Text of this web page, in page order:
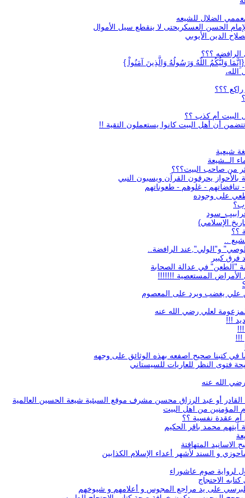
الضلال للشيعه
الحسن العسكريحتى لا ينقطع سيل الأموال
الدين الأيوبي
؟؟؟
وَلِيُّكُمُ اللّهُ وَرَسُولُهُ وَالَّذِينَ آمَنُواْ }
؟؟؟
أم كذب ؟؟
أن أهل البيت كانوا يستعملون التقية !!
شيعية
الــشيعة
من صاحب البيت؟؟؟
يحرقون القرآن ويسبون النبي
- غلوهم - طعوناتهم
على وجوده
الإسلامي)
؟؟
..
و"الولي",عند الرافضة..
فرق كبير
"الطعن" في عدالة الصحابة
الأمراض المستعصية !!!!!!!
علي يغضب ويرد على المعصوم
لعلي رضي الله عنه
!!!
كتبنا صحيح اصفعه بهذه الوثائق على وجهه
فتوى النظر للعاريات للسيستاني
الله عنه
أو عبد الرزاق محسن مشرف موقع السبئية شيعة الحسين العالمية
المؤمنين من اهل البيت
أم عقدة نفسية ؟؟
آيتهم محمد باقر الحكيم
المتهافتة
و السند لأشهر أعداء الإسلام الكذابين
لرواية صوم عاشوراء
الاحتجاج
على يد مراجع المجوس و أعلامهم و شيوخهم